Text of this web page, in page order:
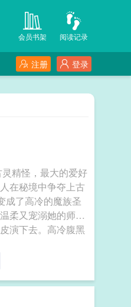
阅读记录
会员书架
登录
注册
精怪，最大的爱好
在秘境中争夺上古
成了高冷的魔族圣
柔又宠溺她的师兄
演下去。高冷腹黑
寻找解开灵魂互换
们的灵魂互换，